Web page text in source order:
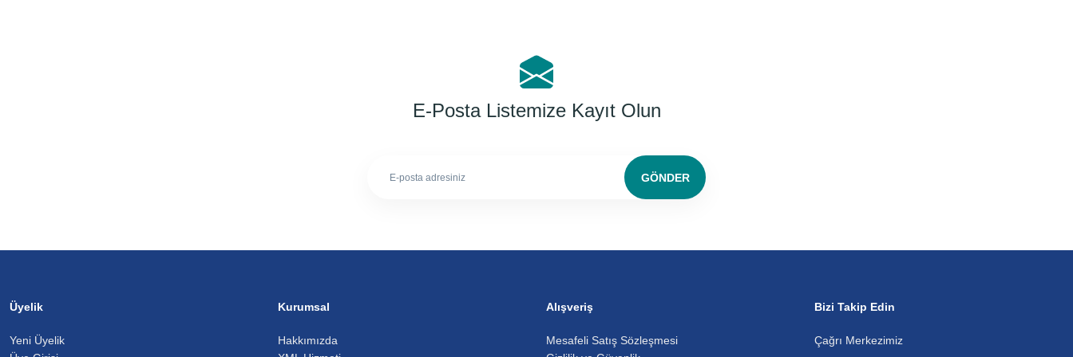
E-Posta Listemize Kayıt Olun
GÖNDER
Üyelik
Yeni Üyelik
Kurumsal
Hakkımızda
Alışveriş
Mesafeli Satış Sözleşmesi
Bizi Takip Edin
Çağrı Merkezimiz